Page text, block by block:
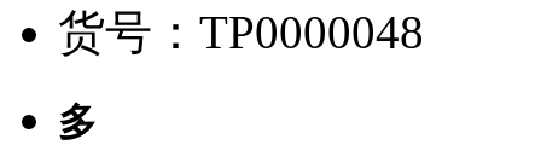
货号： TP0000048
多